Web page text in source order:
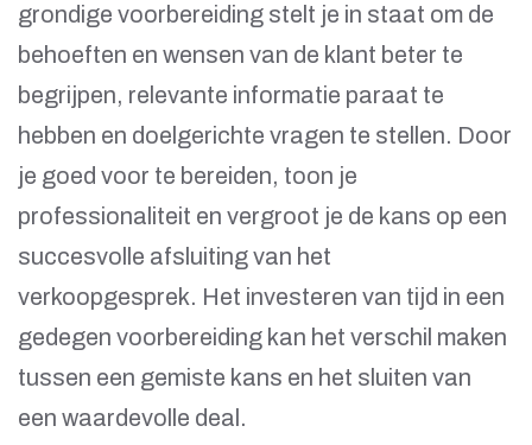
grondige voorbereiding stelt je in staat om de
behoeften en wensen van de klant beter te
begrijpen, relevante informatie paraat te
hebben en doelgerichte vragen te stellen. Door
je goed voor te bereiden, toon je
professionaliteit en vergroot je de kans op een
succesvolle afsluiting van het
verkoopgesprek. Het investeren van tijd in een
gedegen voorbereiding kan het verschil maken
tussen een gemiste kans en het sluiten van
een waardevolle deal.